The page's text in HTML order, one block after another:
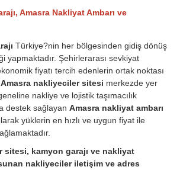
Amasra Nakliyat Ambarı ve
Türkiye?nin her bölgesinden gidiş dönüş
yapmaktadır. Şehirlerarası sevkiyat
fiyatı tercih edenlerin ortak noktası
Amasra nakliyeciler sitesi merkezde yer
nakliye ve lojistik taşımacılık
destek sağlayan Amasra nakliyat ambarı
yüklerin en hızlı ve uygun fiyat ile
sitesi, kamyon garajı ve nakliyat
nakliyeciler iletişim ve adres